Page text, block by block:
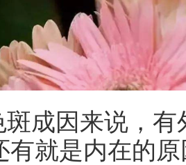
因来说，有
有就是内在的